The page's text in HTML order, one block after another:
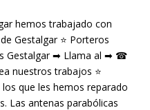
hemos trabajado con
Gestalgar ⭐ Porteros
Gestalgar ➡ Llama al ➡ ☎
nuestros trabajos ⭐
que les hemos reparado
Las antenas parabólicas